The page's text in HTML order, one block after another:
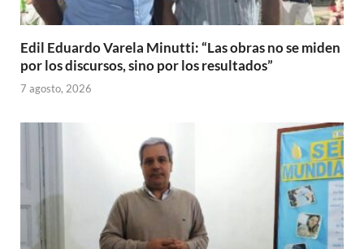
Edil Eduardo Varela Minutti: “Las obras no se miden
por los discursos, sino por los resultados”
7 agosto, 2026